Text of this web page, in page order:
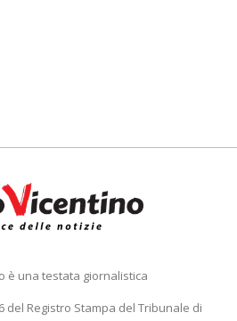
è una testata giornalistica
del Registro Stampa del Tribunale di